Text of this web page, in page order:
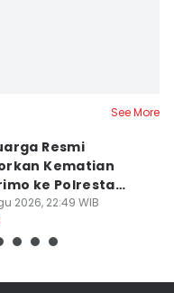
See More
Resmi
Kematian
ke Polresta
2026, 22:49 WIB